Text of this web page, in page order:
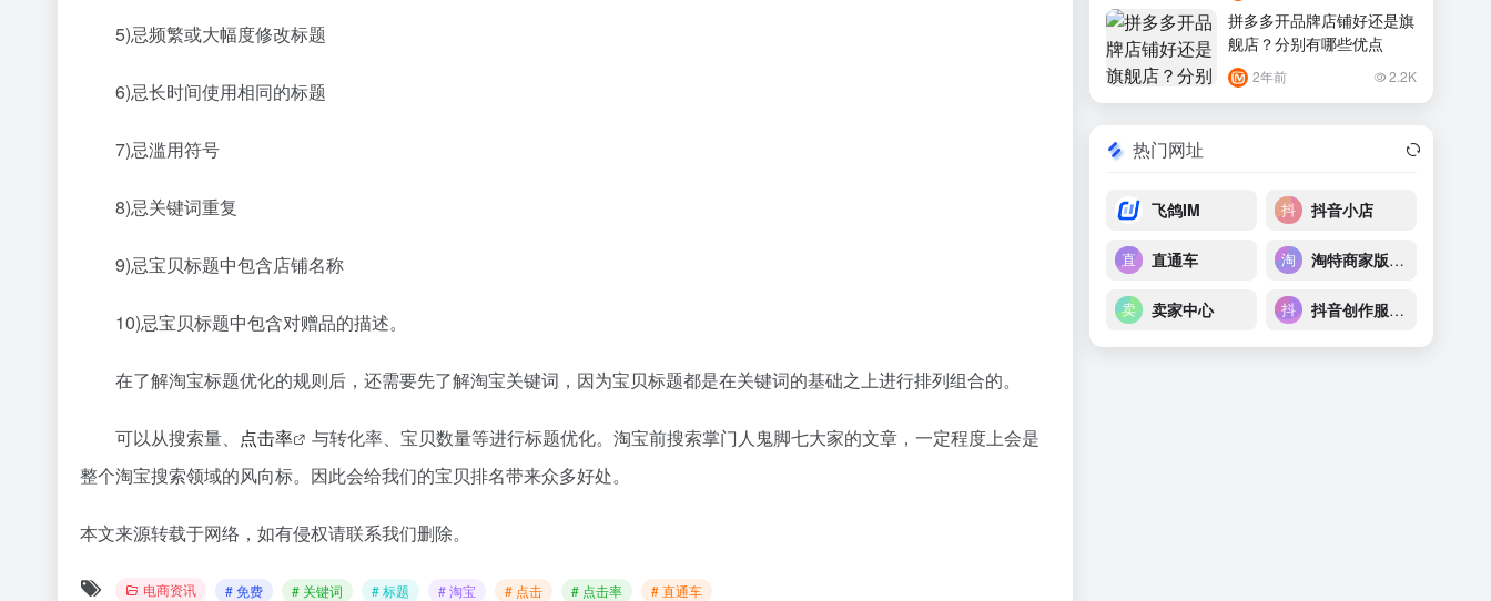
5)忌频繁或大幅度修改标题
6)忌长时间使用相同的标题
7)忌滥用符号
8)忌关键词重复
9)忌宝贝标题中包含店铺名称
10)忌宝贝标题中包含对赠品的描述。
在了解淘宝标题优化的规则后，还需要先了解淘宝关键词，因为宝贝标题都是在关键词的基础之上进行排列组合的。
可以从搜索量、 点击率
与转化率、宝贝数量等进行标题优化。淘宝前搜索掌门人鬼脚七大家的文章，一定程度上会是
整个淘宝搜索领域的风向标。因此会给我们的宝贝排名带来众多好处。
本文来源转载于网络，如有侵权请联系我们删除。
电商资讯 # 免费 # 关键词 # 标题 # 淘宝 # 点击 # 点击率 # 直通车
拼多多开品牌店铺好还是旗
舰店？分别有哪些优点
2年前 2.2K
热门网址
飞鸽IM 抖音小店
直通车 淘特商家版后台
卖家中心 抖音创作服务平台